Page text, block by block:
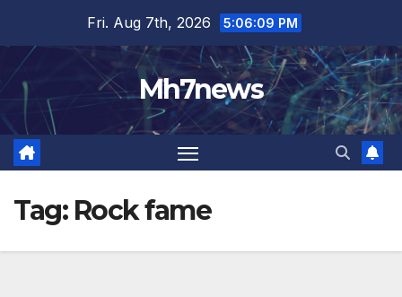
content
Fri. Aug 7th, 2026 5:06:09 PM
Mh7news
Tag: Rock fame